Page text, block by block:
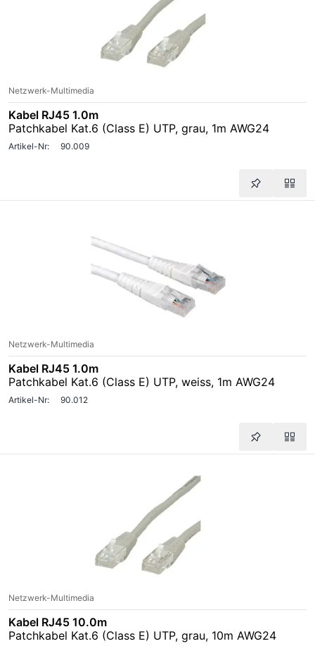
Netzwerk-Multimedia
Kabel RJ45 1.0m
Patchkabel Kat.6 (Class E) UTP, grau, 1m AWG24
Artikel-Nr: 90.009
Netzwerk-Multimedia
Kabel RJ45 1.0m
Patchkabel Kat.6 (Class E) UTP, weiss, 1m AWG24
Artikel-Nr: 90.012
Netzwerk-Multimedia
Kabel RJ45 10.0m
Patchkabel Kat.6 (Class E) UTP, grau, 10m AWG24